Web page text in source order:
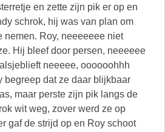
en zette zijn pik er op en
schrok, hij was van plan om
nemen. Roy, neeeeeee niet
Hij bleef door persen, neeeeee
neeeee, oooooohhh
begreep dat ze daar blijkbaar
maar perste zijn pik langs de
wit weg, zover werd ze op
gaf de strijd op en Roy schoot